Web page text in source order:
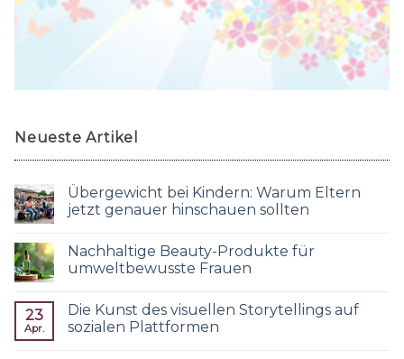
Neueste Artikel
Übergewicht bei Kindern: Warum Eltern
jetzt genauer hinschauen sollten
Nachhaltige Beauty-Produkte für
umweltbewusste Frauen
23
Apr.
Die Kunst des visuellen Storytellings auf
sozialen Plattformen